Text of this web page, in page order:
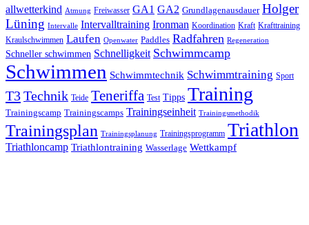
allwetterkind Atmung Freiwasser GA1 GA2 Grundlagenausdauer Holger
Lüning Intervalle Intervalltraining Ironman Koordination Kraft Krafttraining
Kraulschwimmen Laufen Openwater Paddles Radfahren Regeneration
Schneller schwimmen Schnelligkeit Schwimmcamp
Schwimmen Schwimmtechnik Schwimmtraining Sport
T3Technik Teide Teneriffa Test Tipps Training
Trainingscamp Trainingscamps Trainingseinheit Trainingsmethodik
Trainingsplan Trainingsplanung Trainingsprogramm Triathlon
Triathloncamp Triathlontraining Wasserlage Wettkampf